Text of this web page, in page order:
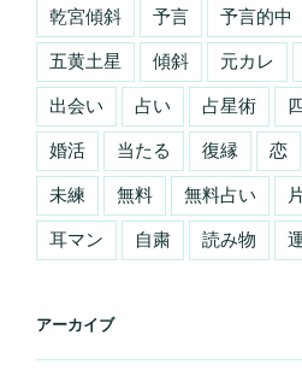
乾宮傾斜 予言 予言的中
五黄土星 傾斜 元カレ
出会い 占い 占星術
婚活 当たる 復縁 恋
未練 無料 無料占い
耳マン 自粛 読み物
アーカイブ